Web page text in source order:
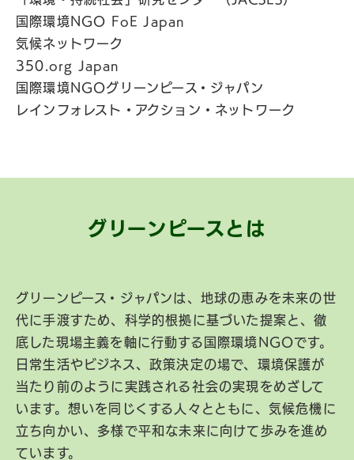
国際環境NGO FoE Japan
気候ネットワーク
350.org Japan
国際環境NGOグリーンピース・ジャパン
レインフォレスト・アクション・ネットワーク
グリーンピースとは
グリーンピース・ジャパンは、地球の恵みを未来の世
代に手渡すため、科学的根拠に基づいた提案と、徹
底した現場主義を軸に行動する国際環境NGOです。
日常生活やビジネス、政策決定の場で、環境保護が
当たり前のように実践される社会の実現をめざして
います。想いを同じくする人々とともに、気候危機に
立ち向かい、多様で平和な未来に向けて歩みを進め
ています。